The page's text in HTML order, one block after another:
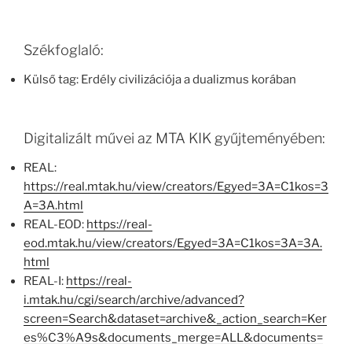
Székfoglaló:
Külső tag: Erdély civilizációja a dualizmus korában
Digitalizált művei az MTA KIK gyűjteményében:
REAL:
https://real.mtak.hu/view/creators/Egyed=3A=C1kos=3
A=3A.html
REAL-EOD: https://real-
eod.mtak.hu/view/creators/Egyed=3A=C1kos=3A=3A.
html
REAL-I: https://real-
i.mtak.hu/cgi/search/archive/advanced?
screen=Search&dataset=archive&_action_search=Ker
es%C3%A9s&documents_merge=ALL&documents=